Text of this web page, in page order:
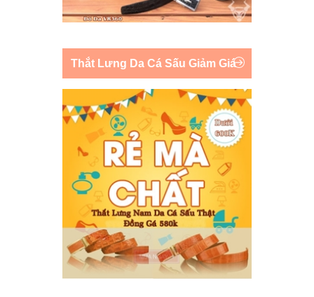
Thắt Lưng Da Cá Sấu Giảm Giá